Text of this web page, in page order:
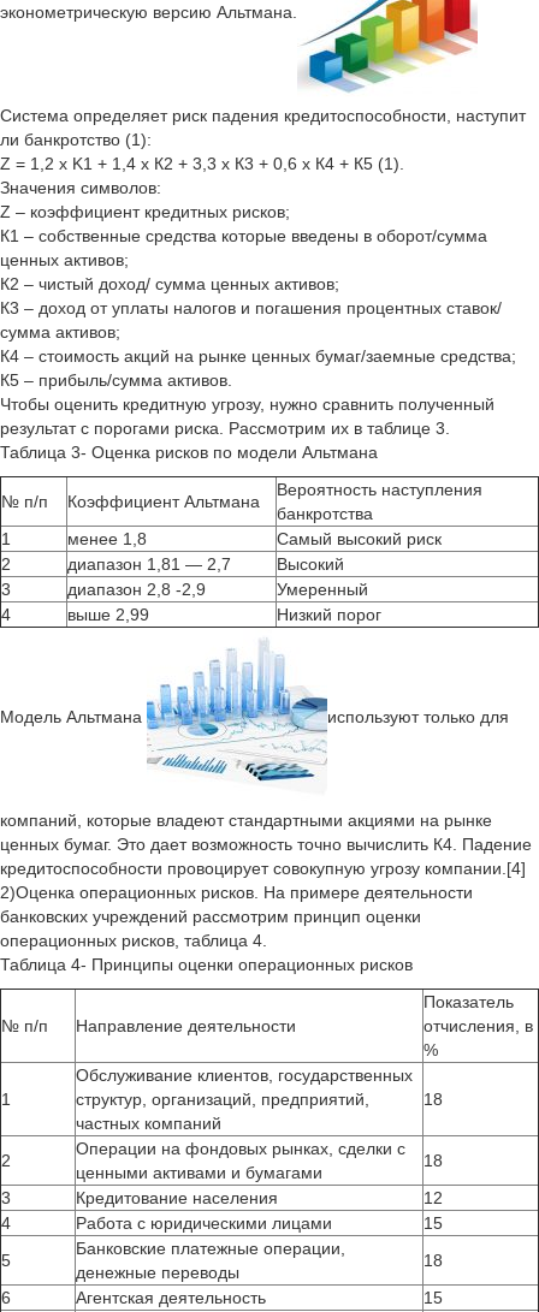
эконометрическую версию Альтмана.
Система определяет риск падения кредитоспособности, наступит
ли банкротство (1):
Z = 1,2 х K1 + 1,4 х К2 + 3,3 х К3 + 0,6 х К4 + К5 (1).
Значения символов:
Z – коэффициент кредитных рисков;
К1 – собственные средства которые введены в оборот/сумма
ценных активов;
К2 – чистый доход/ сумма ценных активов;
К3 – доход от уплаты налогов и погашения процентных ставок/
сумма активов;
К4 – стоимость акций на рынке ценных бумаг/заемные средства;
К5 – прибыль/сумма активов.
Чтобы оценить кредитную угрозу, нужно сравнить полученный
результат с порогами риска. Рассмотрим их в таблице 3.
Таблица 3- Оценка рисков по модели Альтмана
№ п/п Коэффициент Альтмана
Вероятность наступления
банкротства
1
менее 1,8
Самый высокий риск
2
диапазон 1,81 — 2,7
Высокий
3
диапазон 2,8 -2,9
Умеренный
4
выше 2,99 Низкий порог
Модель Альтмана используют только для
компаний, которые владеют стандартными акциями на рынке
ценных бумаг. Это дает возможность точно вычислить К4. Падение
кредитоспособности провоцирует совокупную угрозу компании.[4]
2)Оценка операционных рисков. На примере деятельности
банковских учреждений рассмотрим принцип оценки
операционных рисков, таблица 4.
Таблица 4- Принципы оценки операционных рисков
№ п/п Направление деятельности
Показатель
отчисления, в
%
1
Обслуживание клиентов, государственных
структур, организаций, предприятий,
частных компаний
18
2
Операции на фондовых рынках, сделки с
ценными активами и бумагами
18
3
Кредитование населения
12
4
Работа с юридическими лицами
15
5
Банковские платежные операции,
денежные переводы
18
6
Агентская деятельность 15